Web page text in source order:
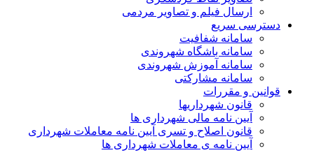
ارسال فیلم و تصاویر مردمی
دسترسی سریع
سامانه شفافیت
سامانه باشگاه شهروندی
سامانه آموزش شهروندی
سامانه مشارکتی
قوانین و مقررات
قانون شهرداریها
آیین نامه مالی شهرداری ها
قانون اصلاح و تسری آیین نامه معاملات شهرداری
آیین نامه ی معاملات شهرداری ها